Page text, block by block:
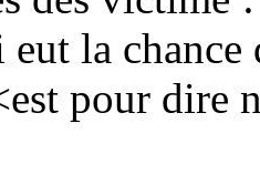
la
pour dire